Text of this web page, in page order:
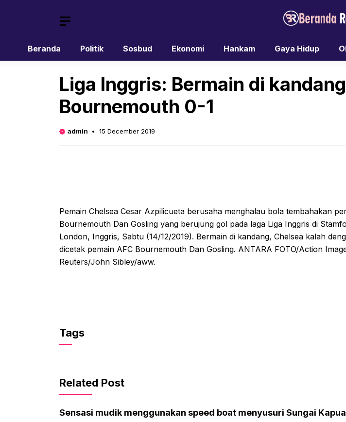
Beranda Politik Sosbud Ekonomi Hankam Gaya Hidup
Liga Inggris: Bermain di
Bournemouth 0-1
admin 15 December 2019
Pemain Chelsea Cesar Azpilicueta berusaha menghalau bola tembahakan
Bournemouth Dan Gosling yang berujung gol pada laga Liga Inggris di
London, Inggris, Sabtu (14/12/2019). Bermain di kandang, Chelsea kalah
dicetak pemain AFC Bournemouth Dan Gosling. ANTARA FOTO/Action
Reuters/John Sibley/aww.
Tags
Related Post
Sensasi mudik menggunakan speed boat menyusuri Sungai